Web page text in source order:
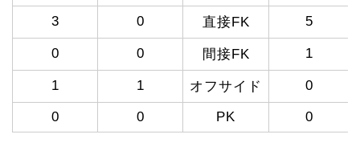
3
0 直接FK 5
0 0 間接FK 1
1 1 オフサイド 0
0 0 PK 0